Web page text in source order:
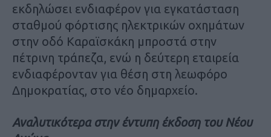
εκδηλώσει ενδιαφέρον για εγκατάσταση
σταθμού φόρτισης ηλεκτρικών οχημάτων
στην οδό Καραϊσκάκη μπροστά στην
πέτρινη τράπεζα, ενώ η δεύτερη εταιρεία
ενδιαφέρονταν για θέση στη λεωφόρο
Δημοκρατίας, στο νέο δημαρχείο.
Αναλυτικότερα στην έντυπη έκδοση του Νέου